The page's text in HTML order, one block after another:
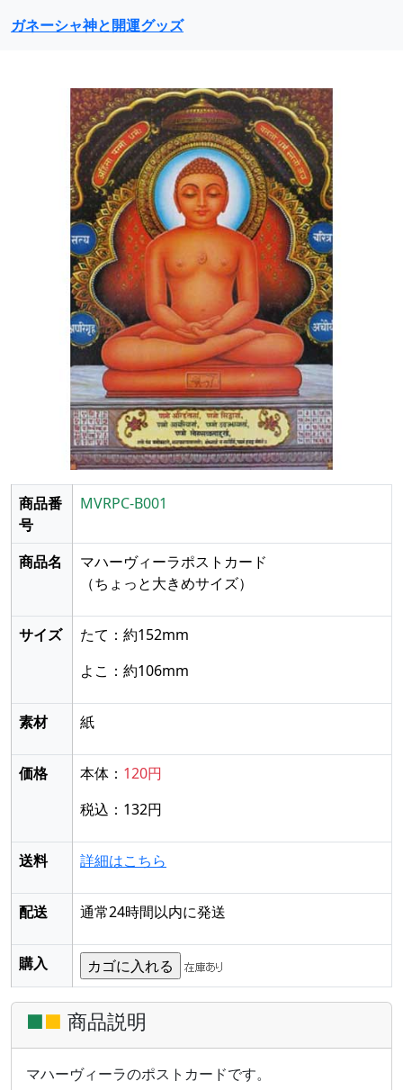
ガネーシャ神と開運グッズ
前に戻る
商品番
号
MVRPC-B001
商品名
マハーヴィーラポストカード
（ちょっと大きめサイズ）
サイズ
たて：約152mm
よこ：約106mm
素材 紙
価格 本体： 120円
税込：132円
送料 詳細はこちら
配送 通常24時間以内に発送
購入
■■ 商品説明
マハーヴィーラのポストカードです。